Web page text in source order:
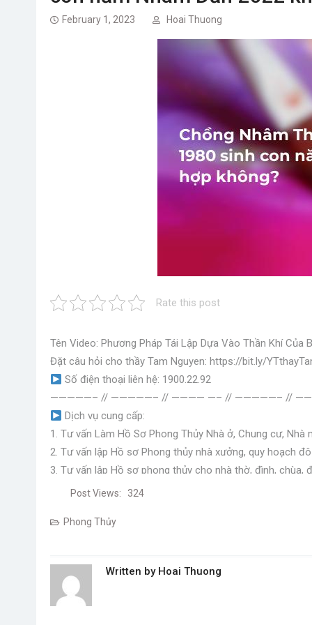
February 1, 2023 Hoai Thuong
Rate this post
Tên Video: Phương Pháp Tái Lập Dựa Vào Thần Khí
Đặt câu hỏi cho thầy Tam Nguyen: https://bit.ly/
Số điện thoại liên hệ: 1900.22.92
—————– // —————– // ———— —– // —————– //
Dịch vụ cung cấp:
1. Tư vấn Làm Hồ Sơ Phong Thủy Nhà ở, Chung cư,
2. Tư vấn lập Hồ sơ Phong thủy nhà xưởng, quy hoạch
3. Tư vấn lập Hồ sơ phong thủy cho nhà thờ, đình, chùa,
4. Tư vấn thiết kế đặt mộ
6. Dịch vụ Khai quang, Điểm cốt lõi, Nạp khí cho các vật
9. Tài liệu, sách văn hóa phương Đông, App – WebApp,
10. Cung cấp các khóa học trực tuyến và đào tạo tại
Post Views: 324
Phong Thủy
Written by Hoai Thuong